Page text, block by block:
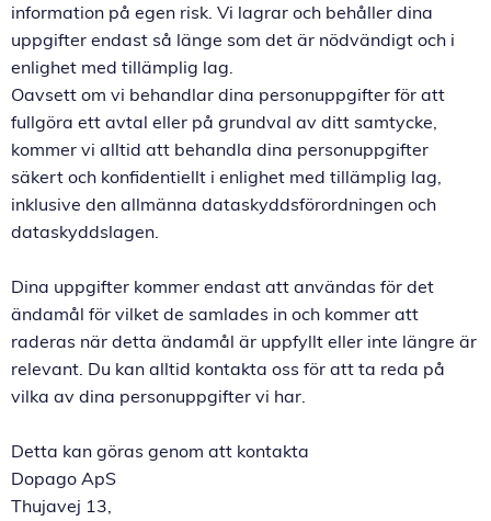
information på egen risk. Vi lagrar och behåller dina
uppgifter endast så länge som det är nödvändigt och i
enlighet med tillämplig lag.
Oavsett om vi behandlar dina personuppgifter för att
fullgöra ett avtal eller på grundval av ditt samtycke,
kommer vi alltid att behandla dina personuppgifter
säkert och konfidentiellt i enlighet med tillämplig lag,
inklusive den allmänna dataskyddsförordningen och
dataskyddslagen.
Dina uppgifter kommer endast att användas för det
ändamål för vilket de samlades in och kommer att
raderas när detta ändamål är uppfyllt eller inte längre är
relevant. Du kan alltid kontakta oss för att ta reda på
vilka av dina personuppgifter vi har.
Detta kan göras genom att kontakta
Dopago ApS
Thujavej 13,